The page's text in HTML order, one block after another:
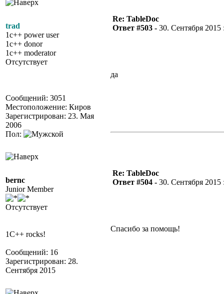
trad
1c++ power user
1c++ donor
1c++ moderator
Отсутствует
Сообщений: 3051
Местоположение: Киров
Зарегистрирован: 23. Мая
2006
Пол:
Re: TableDoc
Ответ #503 - 30. Сентября 2015
да
bernc
Junior Member
Отсутствует
1C++ rocks!
Сообщений: 16
Зарегистрирован: 28.
Сентября 2015
Re: TableDoc
Ответ #504 - 30. Сентября 2015
Спасибо за помощь!